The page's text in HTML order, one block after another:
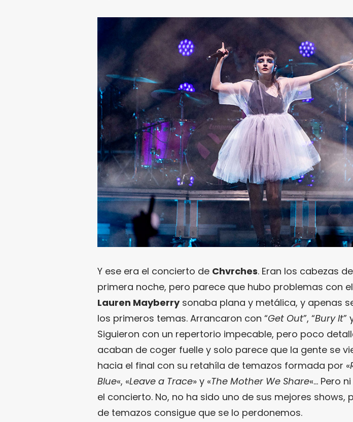
Y ese era el concierto de Chvrches. Eran los cabezas
primera noche, pero parece que hubo problemas con
Lauren Mayberrysonaba plana y metálica, y apenas
los primeros temas. Arrancaron con “Get Out”, “Bury It”
Siguieron con un repertorio impecable, pero poco
acaban de coger fuelle y solo parece que la gente se
hacia el final con su retahíla de temazos formada por «
Blue«, «Leave a Trace» y «The Mother We Share«… Pero
el concierto. No, no ha sido uno de sus mejores shows,
de temazos consigue que se lo perdonemos.